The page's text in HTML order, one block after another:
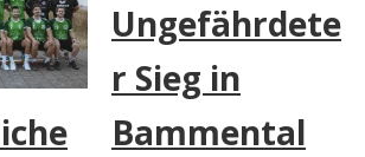
Ungefährdete
r Sieg in
Bammental